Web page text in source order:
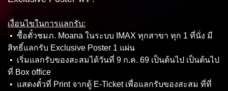
เงื่อนไขในการแลกรับ:
• ซื้อตั๋วชมภ. Moana ในระบบ IMAX ทุกสาขา ทุก 1 ที่นั่ง มี
สิทธิ์แลกรับ Exclusive Poster 1 แผ่น
• เริ่มแลกรับของสะสมได้วันที่ 9 ก.ค. 69 เป็นต้นไป เป็นต้นไป
ที่ Box office
• แสดงตั๋วที่ Print จากตู้ E-Ticket เพื่อแลกรับของสะสม ที่ที่